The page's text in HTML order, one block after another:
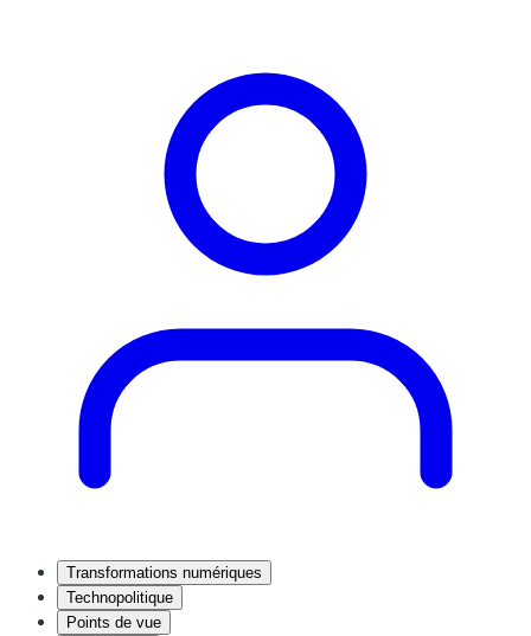
Transformations numériques
Technopolitique
Points de vue